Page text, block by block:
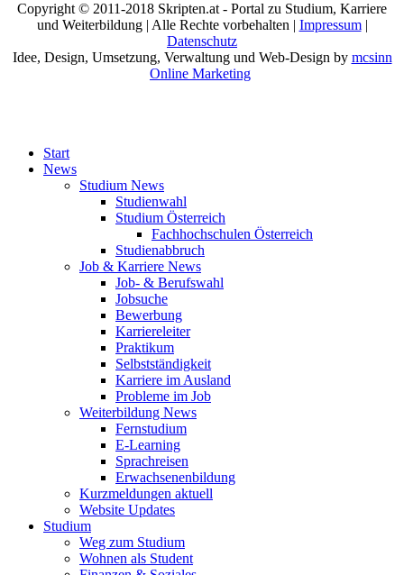
Copyright © 2011-2018 Skripten.at - Portal zu Studium, Karriere
und Weiterbildung | Alle Rechte vorbehalten | Impressum|
Datenschutz
Idee, Design, Umsetzung, Verwaltung und Web-Design by mcsinn
Online Marketing
Start
News
Studium News
Studienwahl
Studium Österreich
Fachhochschulen Österreich
Studienabbruch
Job & Karriere News
Job- & Berufswahl
Jobsuche
Bewerbung
Karriereleiter
Praktikum
Selbstständigkeit
Karriere im Ausland
Probleme im Job
Weiterbildung News
Fernstudium
E-Learning
Sprachreisen
Erwachsenenbildung
Kurzmeldungen aktuell
Website Updates
Studium
Weg zum Studium
Wohnen als Student